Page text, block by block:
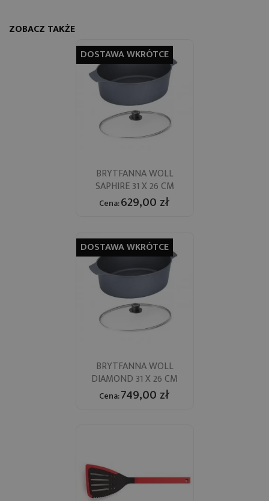
ZOBACZ TAKŻE
BRYTFANNA WOLL
SAPHIRE 31 X 26 CM
Cena:629,00 zł
DOSTAWA WKRÓTCE
BRYTFANNA WOLL
DIAMOND 31 X 26 CM
Cena:749,00 zł
DOSTAWA WKRÓTCE